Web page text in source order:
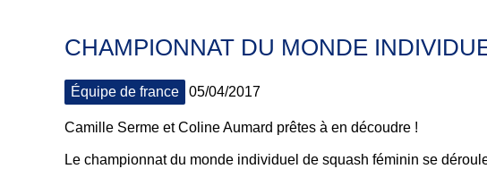
CHAMPIONNAT DU MONDE
Équipe de france 05/04/2017
Camille Serme et Coline Aumard prêtes à en découdre !
Le championnat du monde individuel de squash féminin se